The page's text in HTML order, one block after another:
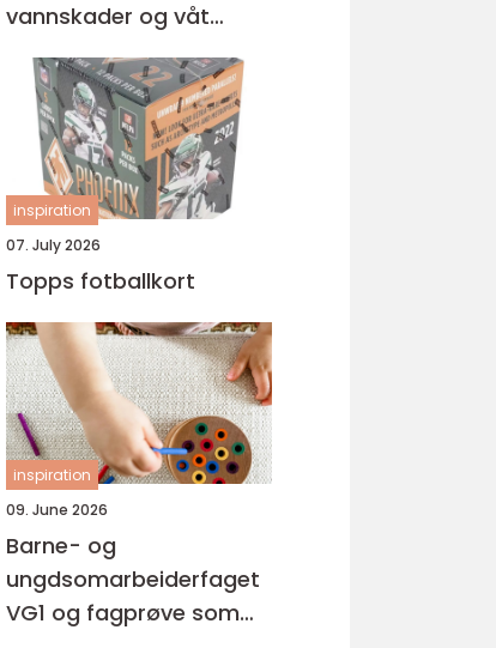
vannskader og våt
rengjøring
inspiration
07. July 2026
Topps fotballkort
inspiration
09. June 2026
Barne- og
ungdsomarbeiderfaget
VG1 og fagprøve som